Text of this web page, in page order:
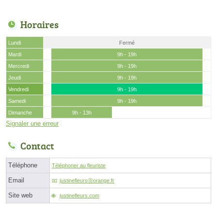
Horaires
Lundi
Fermé
Mardi
9h - 19h
Mercredi
9h - 19h
Jeudi
9h - 19h
Vendredi
9h - 19h
Samedi
9h - 19h
Dimanche
9h - 13h
Signaler une erreur
Contact
Téléphone Téléphoner au fleuriste
Email justinefleursⓐorange.fr
Site web justinefleurs.com